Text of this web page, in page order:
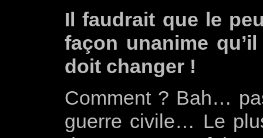
Il faudrait que le
façon unanime
doit changer !
Comment ? Bah…
guerre civile… Le